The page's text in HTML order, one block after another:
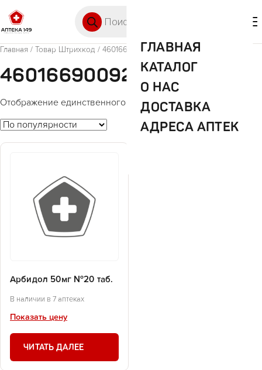
ГЛАВНАЯ
КАТАЛОГ
О НАС
ДОСТАВКА
АДРЕСА АПТЕК
Главная / Товар Штрихкод / 4601669009234
4601669009234
Отображение единственного товара
Арбидол 50мг №20 таб.
В наличии в 7 аптеках
Показать цену
ЧИТАТЬ ДАЛЕЕ